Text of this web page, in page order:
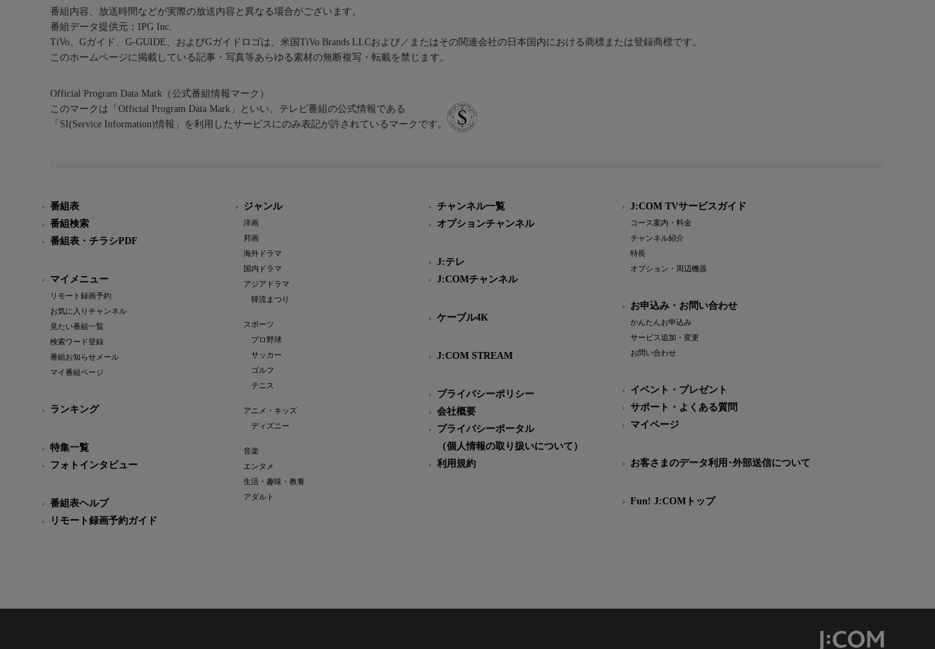
番組内容、放送時間などが実際の放送内容と異なる場合がございます。
番組データ提供元：IPG Inc.
TiVo、Gガイド、G-GUIDE、およびGガイドロゴは、米国TiVo Brands LLCおよび／またはその関連会社の日本国内における商標または登録商標です。
このホームページに掲載している記事・写真等あらゆる素材の無断複写・転載を禁じます。
Official Program Data Mark（公式番組情報マーク）
このマークは「Official Program Data Mark」といい、テレビ番組の公式情報である
「SI(Service Information)情報」を利用したサービスにのみ表記が許されているマークです。
番組表
番組検索
番組表・チラシPDF
マイメニュー
リモート録画予約
お気に入りチャンネル
見たい番組一覧
検索ワード登録
番組お知らせメール
マイ番組ページ
ランキング
特集一覧
フォトインタビュー
番組表ヘルプ
リモート録画予約ガイド
ジャンル
洋画
邦画
海外ドラマ
国内ドラマ
アジアドラマ
韓流まつり
スポーツ
プロ野球
サッカー
ゴルフ
テニス
アニメ・キッズ
ディズニー
音楽
エンタメ
生活・趣味・教養
アダルト
チャンネル一覧
オプションチャンネル
J:テレ
J:COMチャンネル
ケーブル4K
J:COM STREAM
プライバシーポリシー
会社概要
プライバシーポータル
（個人情報の取り扱いについて）
利用規約
J:COM TVサービスガイド
コース案内・料金
チャンネル紹介
特長
オプション・周辺機器
お申込み・お問い合わせ
かんたんお申込み
サービス追加・変更
お問い合わせ
イベント・プレゼント
サポート・よくある質問
マイページ
お客さまのデータ利用･外部送信について
Fun! J:COMトップ